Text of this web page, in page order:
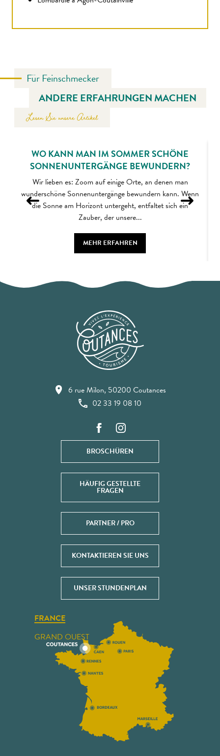
Für Feinschmecker
ANDERE ERFAHRUNGEN MACHEN
Lesen Sie unsere Artikel
WO KANN MAN IM SOMMER SCHÖNE
SONNENUNTERGÄNGE BEWUNDERN?
Wir lieben es: Zoom auf einige Orte, an denen man
wunderschöne Sonnenuntergänge bewundern kann. Wenn
die Sonne am Horizont untergeht, entfaltet sich ein
Zauber, der unsere...
MEHR ERFAHREN
6 rue Milon, 50200 Coutances
02 33 19 08 10
BROSCHÜREN
HÄUFIG GESTELLTE
FRAGEN
PARTNER / PRO
KONTAKTIEREN SIE UNS
UNSER STUNDENPLAN
FRANCE
GRAND OUEST